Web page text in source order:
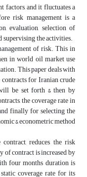
and it fluctuates a
risk management is a
evaluation, selection of
the activities.
of risk. This in
in world oil market use
This paper deals with
for Iranian crude
be set forth & then by
the coverage rate in
finally for selecting the
& econometric method
reduces the risk
of contract is increased by
four months duration is
coverage rate for its